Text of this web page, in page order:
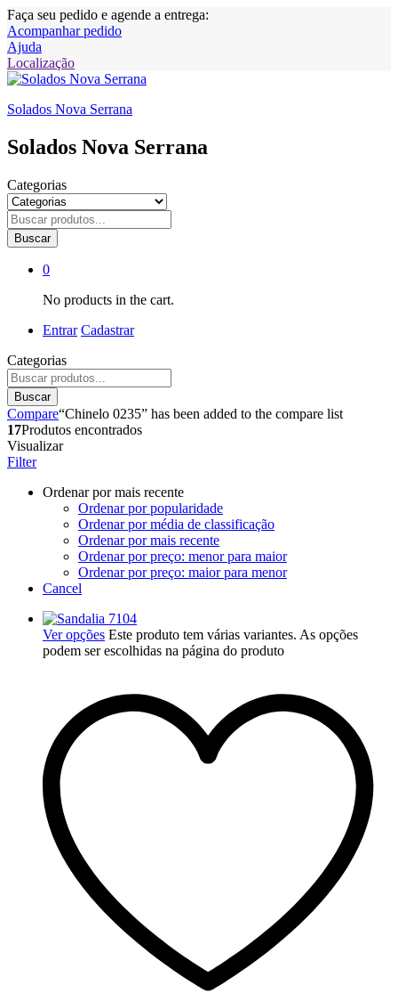
Faça seu pedido e agende a entrega:
Acompanhar pedido
Ajuda
Localização
Solados Nova Serrana
Solados Nova Serrana
Categorias
Buscar
0
No products in the cart.
Entrar Cadastrar
Categorias
Buscar
Compare“Chinelo 0235” has been added to the compare list
17Produtos encontrados
Visualizar
Filter
Ordenar por mais recente
Ordenar por popularidade
Ordenar por média de classificação
Ordenar por mais recente
Ordenar por preço: menor para maior
Ordenar por preço: maior para menor
Cancel
Ver opções Este produto tem várias variantes. As opções
podem ser escolhidas na página do produto